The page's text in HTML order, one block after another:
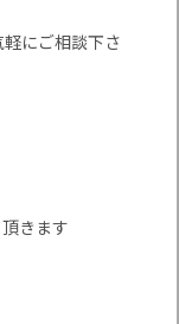
にご相談下さ
きます